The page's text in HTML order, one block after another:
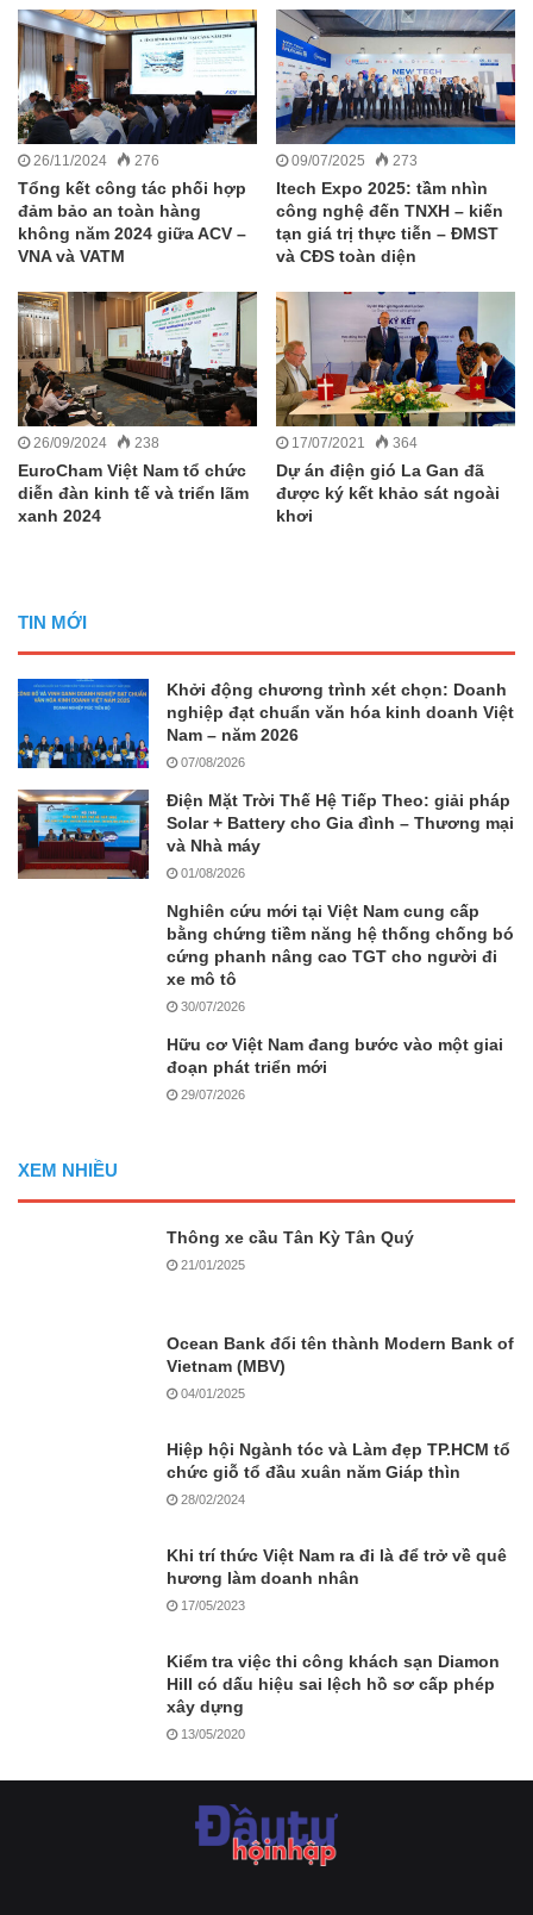
26/11/2024 276
Tổng kết công tác phối hợp
đảm bảo an toàn hàng
không năm 2024 giữa ACV –
VNA và VATM
09/07/2025 273
Itech Expo 2025: tầm nhìn
công nghệ đến TNXH – kiến
tạn giá trị thực tiễn – ĐMST
và CĐS toàn diện
26/09/2024 238
EuroCham Việt Nam tổ chức
diễn đàn kinh tế và triển lãm
xanh 2024
17/07/2021 364
Dự án điện gió La Gan đã
được ký kết khảo sát ngoài
khơi
TIN MỚI
Khởi động chương trình xét chọn: Doanh
nghiệp đạt chuẩn văn hóa kinh doanh Việt
Nam – năm 2026
07/08/2026
Điện Mặt Trời Thế Hệ Tiếp Theo: giải pháp
Solar + Battery cho Gia đình – Thương mại
và Nhà máy
01/08/2026
Nghiên cứu mới tại Việt Nam cung cấp
bằng chứng tiềm năng hệ thống chống bó
cứng phanh nâng cao TGT cho người đi
xe mô tô
30/07/2026
Hữu cơ Việt Nam đang bước vào một giai
đoạn phát triển mới
29/07/2026
21/01/2025
04/01/2025
Hiệp hội Ngành tóc và Làm đẹp TP.HCM tổ
28/02/2024
Khi trí thức Việt Nam ra đi là để trở về quê
hương làm doanh nhân
Kiểm tra việc thi công khách sạn Diamon
Hill có dấu hiệu sai lệch hồ sơ cấp phép
xây dựng